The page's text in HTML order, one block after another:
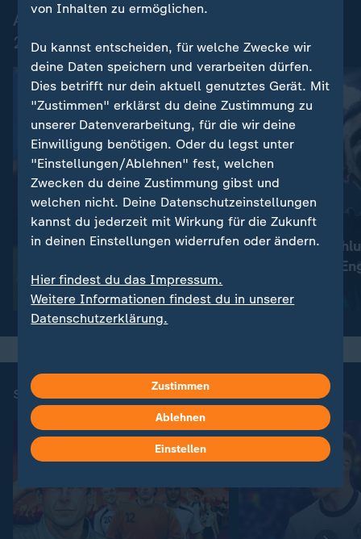
Alle Spiele, alle Tore der Fußball-WM
2026
Fußball-WM:
Vollkommen verrücktes
Fußball-WM:
Wahnsinns-
Argentinien -
sportstudio Fußball-Dokus
von Inhalten zu ermöglichen.
Du kannst entscheiden, für welche Zwecke wir
deine Daten speichern und verarbeiten dürfen.
Dies betrifft nur dein aktuell genutztes Gerät. Mit
"Zustimmen" erklärst du deine Zustimmung zu
unserer Datenverarbeitung, für die wir deine
Einwilligung benötigen. Oder du legst unter
"Einstellungen/Ablehnen" fest, welchen
Zwecken du deine Zustimmung gibst und
welchen nicht. Deine Datenschutzeinstellungen
kannst du jederzeit mit Wirkung für die Zukunft
in deinen Einstellungen widerrufen oder ändern.
Hier findest du das Impressum.
Weitere Informationen findest du in unserer
Datenschutzerklärung.
Zustimmen
Ablehnen
Einstellen